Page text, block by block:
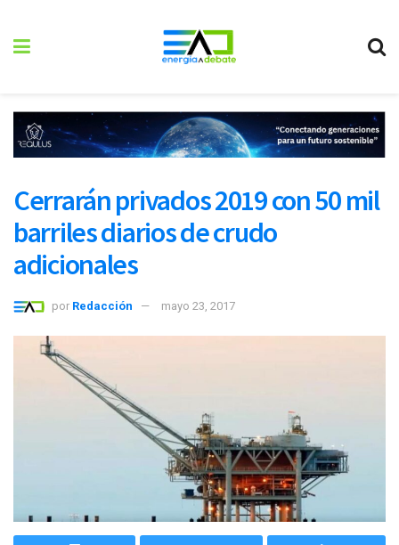
Cerrarán privados 2019 con 50 mil
barriles diarios de crudo
adicionales
por Redacción mayo 23, 2017